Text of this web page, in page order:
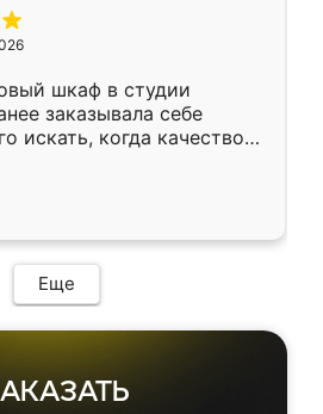
шкаф в студии
заказывала себе
искать, когда качеством
Служит кухня уже почти
нет.
Еще